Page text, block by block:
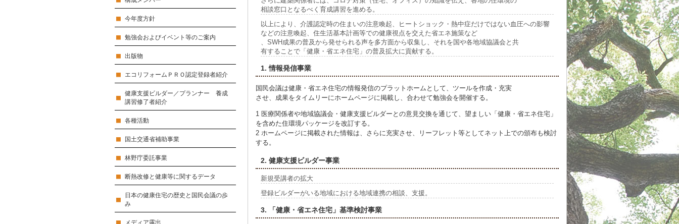
今年度方針
勉強会およびイベント等のご案内
出版物
エコリフォームＰＲＯ認定登録者紹介
健康支援ビルダー／プランナー 養成
講習修了者紹介
各種活動
国土交通省補助事業
林野庁委託事業
断熱改修と健康等に関するデータ
日本の健康住宅の歴史と国民会議の歩
み
メディア露出
相談窓口となるべく育成講習を進める。
以上により、介護認定時の住まいの注意喚起、ヒートショック・熱中症だけではない血圧への影響
などの注意喚起、住生活基本計画等での健康視点を交えた省エネ施策など
、SWH成果の普及から発せられる声を多方面から収集し、それを国や各地域協議会と共
有することで「健康・省エネ住宅」の普及拡大に貢献する。
1. 情報発信事業
国民会議は健康・省エネ住宅の情報発信のプラットホームとして、ツールを作成・充実
させ、成果をタイムリーにホームページに掲載し、合わせて勉強会を開催する。
1 医療関係者や地域協議会・健康支援ビルダーとの意見交換を通じて、望ましい「健康・省エネ住宅」
を含めた住環境パッケージを改訂する。
2 ホームページに掲載された情報は、さらに充実させ、リーフレット等としてネット上での頒布も検討
する。
2. 健康支援ビルダー事業
新規受講者の拡大
登録ビルダーがいる地域における地域連携の相談、支援。
3. 「健康・省エネ住宅」基準検討事業